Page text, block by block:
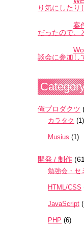
り気にしたり
案
だったので、
談会に参加し
俺プロダクツ
カラタク (1)
Musius (1)
開発 / 制作
勉強会・セ
HTML/CSS
JavaScript
PHP (6)